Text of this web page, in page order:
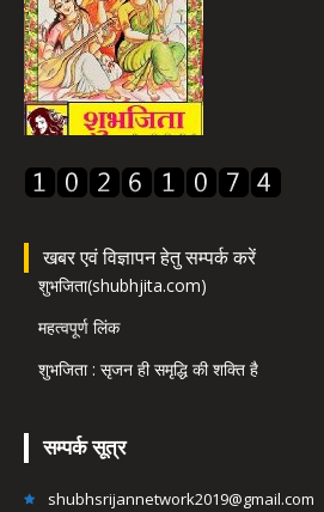
खबर एवं विज्ञापन हेतु सम्पर्क करें
शुभजिता(shubhjita.com)
महत्वपूर्ण लिंक
शुभजिता : सृजन ही समृद्धि की शक्ति है
सम्पर्क सूत्र
shubhsrijannetwork2019@gmail.com